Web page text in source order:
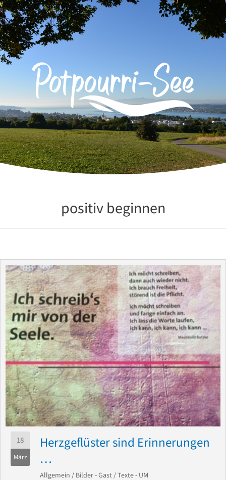
Zum
Inhalt
springen
positiv beginnen
18
März
Herzgeflüster sind Erinnerungen
…
Allgemein / Bilder - Gast /Texte - UM